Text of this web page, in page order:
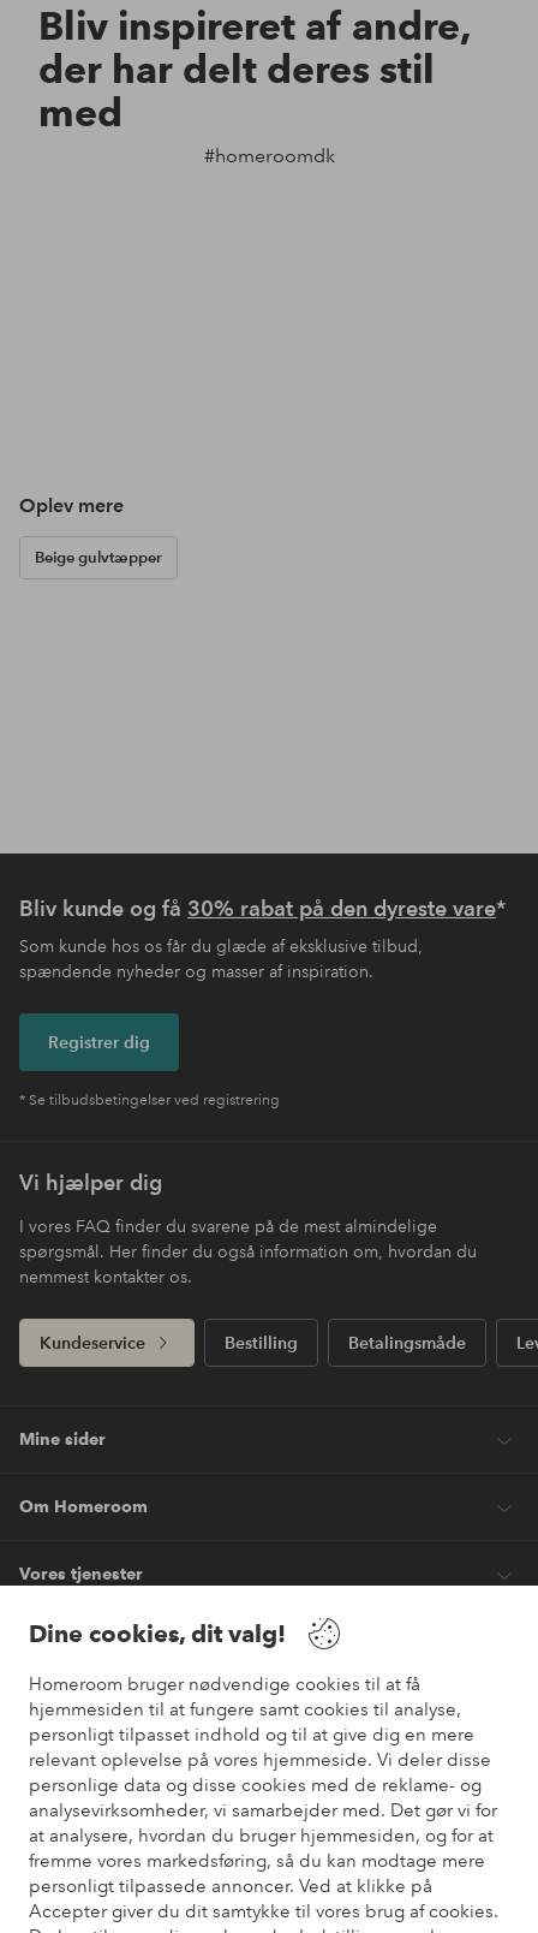
Dine cookies, dit valg!
Homeroom bruger nødvendige cookies til at få
hjemmesiden til at fungere samt cookies til analyse,
personligt tilpasset indhold og til at give dig en mere
relevant oplevelse på vores hjemmeside. Vi deler disse
personlige data og disse cookies med de reklame- og
analysevirksomheder, vi samarbejder med. Det gør vi for
at analysere, hvordan du bruger hjemmesiden, og for at
fremme vores markedsføring, så du kan modtage mere
personligt tilpassede annoncer. Ved at klikke på
Accepter giver du dit samtykke til vores brug af cookies.
Bliv inspireret af andre,
der har delt deres stil
med
#homeroomdk
Oplev mere
Beige gulvtæpper
Bliv kunde og få 30% rabat på den dyreste vare*
Som kunde hos os får du glæde af eksklusive tilbud,
spændende nyheder og masser af inspiration.
Registrer dig
* Se tilbudsbetingelser ved registrering
Vi hjælper dig
I vores FAQ finder du svarene på de mest almindelige
spørgsmål. Her finder du også information om, hvordan du
nemmest kontakter os.
Kundeservice Bestilling Betalingsmåde
Mine sider
Om Homeroom
Vores tjenester
Vilkår
Venner
Sikre betalinger
Vil du vide mere om vores betalingsmuligheder ?
elpy